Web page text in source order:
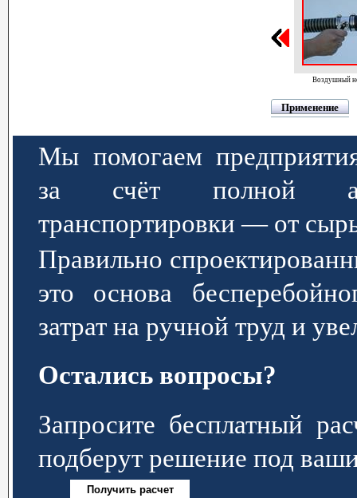
Воздушный
Применение
Мы помогаем
за счёт полной
транспортировки — от
Правильно
это основа
затрат на ручной труд и
Остались вопросы?
Запросите бесплатный
подберут решение под